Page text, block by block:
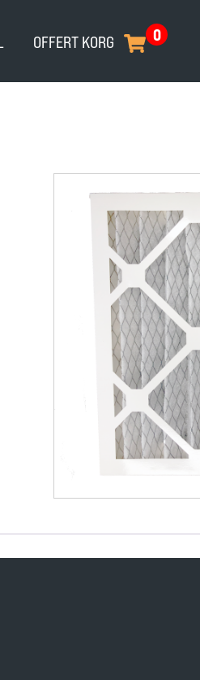
0
OFFERT KORG